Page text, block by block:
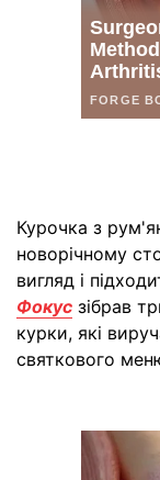
Курочка з
новорічному
вигляд і
Фокус зібрав
курки, які
святкового